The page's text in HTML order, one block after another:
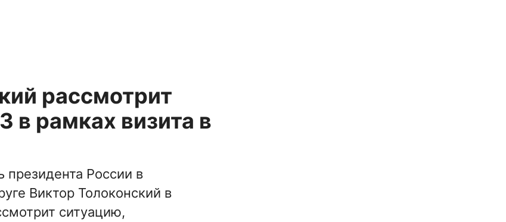
рассмотрит
в рамках визита в
России в
Виктор Толоконский в
ситуацию,